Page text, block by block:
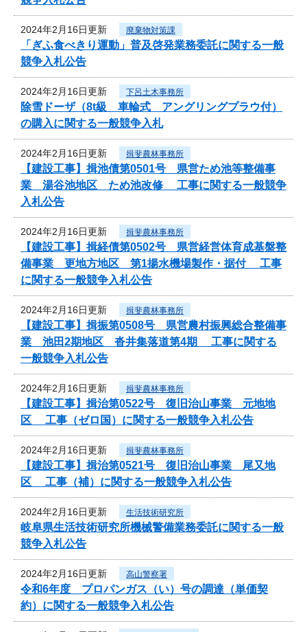
2024年2月16日更新 廃棄物対策課
「ぎふ食べきり運動」普及啓発業務委託に関する一般
競争入札公告
2024年2月16日更新 下呂土木事務所
除雪ドーザ（8t級 車輪式 アングリングプラウ付）
の購入に関する一般競争入札
2024年2月16日更新 揖斐農林事務所
【建設工事】揖池債第0501号 県営ため池等整備事
業 湯谷池地区 ため池改修 工事に関する一般競争
入札公告
2024年2月16日更新 揖斐農林事務所
【建設工事】揖経債第0502号 県営経営体育成基盤整
備事業 更地方地区 第1揚水機場製作・据付 工事
に関する一般競争入札公告
2024年2月16日更新 揖斐農林事務所
【建設工事】揖振第0508号 県営農村振興総合整備事
業 池田2期地区 沓井集落道第4期 工事に関する
一般競争入札公告
2024年2月16日更新 揖斐農林事務所
【建設工事】揖治第0522号 復旧治山事業 元地地
区 工事（ゼロ国）に関する一般競争入札公告
2024年2月16日更新 揖斐農林事務所
【建設工事】揖治第0521号 復旧治山事業 尾又地
区 工事（補）に関する一般競争入札公告
2024年2月16日更新 生活技術研究所
岐阜県生活技術研究所機械警備業務委託に関する一般
競争入札公告
2024年2月16日更新 高山警察署
令和6年度 プロパンガス（い）号の調達（単価契
約）に関する一般競争入札公告